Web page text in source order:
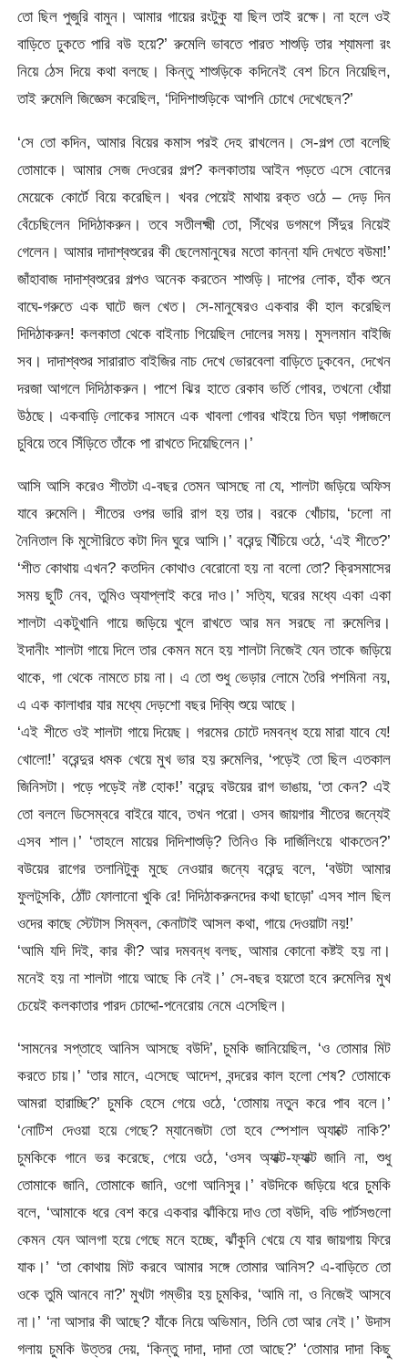
তো ছিল পুজুরি বামুন। আমার গায়ের রংটুকু যা ছিল তাই রক্ষে। না হলে ওই
বাড়িতে ঢুকতে পারি বউ হয়ে?’ রুমেলি ভাবতে পারত শাশুড়ি তার শ্যামলা রং
নিয়ে ঠেস দিয়ে কথা বলছে। কিন্তু শাশুড়িকে কদিনেই বেশ চিনে নিয়েছিল,
তাই রুমেলি জিজ্ঞেস করেছিল, ‘দিদিশাশুড়িকে আপনি চোখে দেখেছেন?’
‘সে তো কদিন, আমার বিয়ের কমাস পরই দেহ রাখলেন। সে-গল্প তো বলেছি
তোমাকে। আমার সেজ দেওরের গল্প? কলকাতায় আইন পড়তে এসে বোনের
মেয়েকে কোর্টে বিয়ে করেছিল। খবর পেয়েই মাথায় রক্ত ওঠে – দেড় দিন
বেঁচেছিলেন দিদিঠাকরুন। তবে সতীলক্ষ্মী তো, সিঁথের ডগমগে সিঁদুর নিয়েই
গেলেন। আমার দাদাশ্বশুরের কী ছেলেমানুষের মতো কান্না যদি দেখতে বউমা!’
জাঁহাবাজ দাদাশ্বশুরের গল্পও অনেক করতেন শাশুড়ি। দাপের লোক, হাঁক শুনে
বাঘে-গরুতে এক ঘাটে জল খেত। সে-মানুষেরও একবার কী হাল করেছিল
দিদিঠাকরুন! কলকাতা থেকে বাইনাচ গিয়েছিল দোলের সময়। মুসলমান বাইজি
সব। দাদাশ্বশুর সারারাত বাইজির নাচ দেখে ভোরবেলা বাড়িতে ঢুকবেন, দেখেন
দরজা আগলে দিদিঠাকরুন। পাশে ঝির হাতে রেকাব ভর্তি গোবর, তখনো ধোঁয়া
উঠছে। একবাড়ি লোকের সামনে এক খাবলা গোবর খাইয়ে তিন ঘড়া গঙ্গাজলে
চুবিয়ে তবে সিঁড়িতে তাঁকে পা রাখতে দিয়েছিলেন।’
আসি আসি করেও শীতটা এ-বছর তেমন আসছে না যে, শালটা জড়িয়ে অফিস
যাবে রুমেলি। শীতের ওপর ভারি রাগ হয় তার। বরকে খোঁচায়, ‘চলো না
নৈনিতাল কি মুসৌরিতে কটা দিন ঘুরে আসি।’ বরেন্দু খিঁচিয়ে ওঠে, ‘এই শীতে?’
‘শীত কোথায় এখন? কতদিন কোথাও বেরোনো হয় না বলো তো? ক্রিসমাসের
সময় ছুটি নেব, তুমিও অ্যাপ্লাই করে দাও।’ সত্যি, ঘরের মধ্যে একা একা
শালটা একটুখানি গায়ে জড়িয়ে খুলে রাখতে আর মন সরছে না রুমেলির।
ইদানীং শালটা গায়ে দিলে তার কেমন মনে হয় শালটা নিজেই যেন তাকে জড়িয়ে
থাকে, গা থেকে নামতে চায় না। এ তো শুধু ভেড়ার লোমে তৈরি পশমিনা নয়,
এ এক কালাধার যার মধ্যে দেড়শো বছর দিব্যি শুয়ে আছে।
‘এই শীতে ওই শালটা গায়ে দিয়েছ। গরমের চোটে দমবন্ধ হয়ে মারা যাবে যে!
খোলো!’ বরেন্দুর ধমক খেয়ে মুখ ভার হয় রুমেলির, ‘পড়েই তো ছিল এতকাল
জিনিসটা। পড়ে পড়েই নষ্ট হোক!’ বরেন্দু বউয়ের রাগ ভাঙায়, ‘তা কেন? এই
তো বললে ডিসেম্বরে বাইরে যাবে, তখন পরো। ওসব জায়গার শীতের জন্যেই
এসব শাল।’ ‘তাহলে মায়ের দিদিশাশুড়ি? তিনিও কি দার্জিলিংয়ে থাকতেন?’
বউয়ের রাগের তলানিটুকু মুছে নেওয়ার জন্যে বরেন্দু বলে, ‘বউটা আমার
ফুলটুসকি, ঠোঁট ফোলানো খুকি রে! দিদিঠাকরুনদের কথা ছাড়ো’ এসব শাল ছিল
ওদের কাছে স্টেটাস সিম্বল, কেনাটাই আসল কথা, গায়ে দেওয়াটা নয়!’
‘আমি যদি দিই, কার কী? আর দমবন্ধ বলছ, আমার কোনো কষ্টই হয় না।
মনেই হয় না শালটা গায়ে আছে কি নেই।’ সে-বছর হয়তো হবে রুমেলির মুখ
চেয়েই কলকাতার পারদ চোদ্দো-পনেরোয় নেমে এসেছিল।
‘সামনের সপ্তাহে আনিস আসছে বউদি’, চুমকি জানিয়েছিল, ‘ও তোমার মিট
করতে চায়।’ ‘তার মানে, এসেছে আদেশ, বন্দরের কাল হলো শেষ? তোমাকে
আমরা হারাচ্ছি?’ চুমকি হেসে গেয়ে ওঠে, ‘তোমায় নতুন করে পাব বলে।’
‘নোটিশ দেওয়া হয়ে গেছে? ম্যানেজটা তো হবে স্পেশাল অ্যাক্টে নাকি?’
চুমকিকে গানে ভর করেছে, গেয়ে ওঠে, ‘ওসব অ্যাক্ট-ফ্যাক্ট জানি না, শুধু
তোমাকে জানি, তোমাকে জানি, ওগো আনিসুর।’ বউদিকে জড়িয়ে ধরে চুমকি
বলে, ‘আমাকে ধরে বেশ করে একবার ঝাঁকিয়ে দাও তো বউদি, বডি পার্টসগুলো
কেমন যেন আলগা হয়ে গেছে মনে হচ্ছে, ঝাঁকুনি খেয়ে যে যার জায়গায় ফিরে
যাক।’ ‘তা কোথায় মিট করবে আমার সঙ্গে তোমার আনিস? এ-বাড়িতে তো
ওকে তুমি আনবে না?’ মুখটা গম্ভীর হয় চুমকির, ‘আমি না, ও নিজেই আসবে
না।’ ‘না আসার কী আছে? যাঁকে নিয়ে অভিমান, তিনি তো আর নেই।’ উদাস
গলায় চুমকি উত্তর দেয়, ‘কিন্তু দাদা, দাদা তো আছে?’ ‘তোমার দাদা কিছু